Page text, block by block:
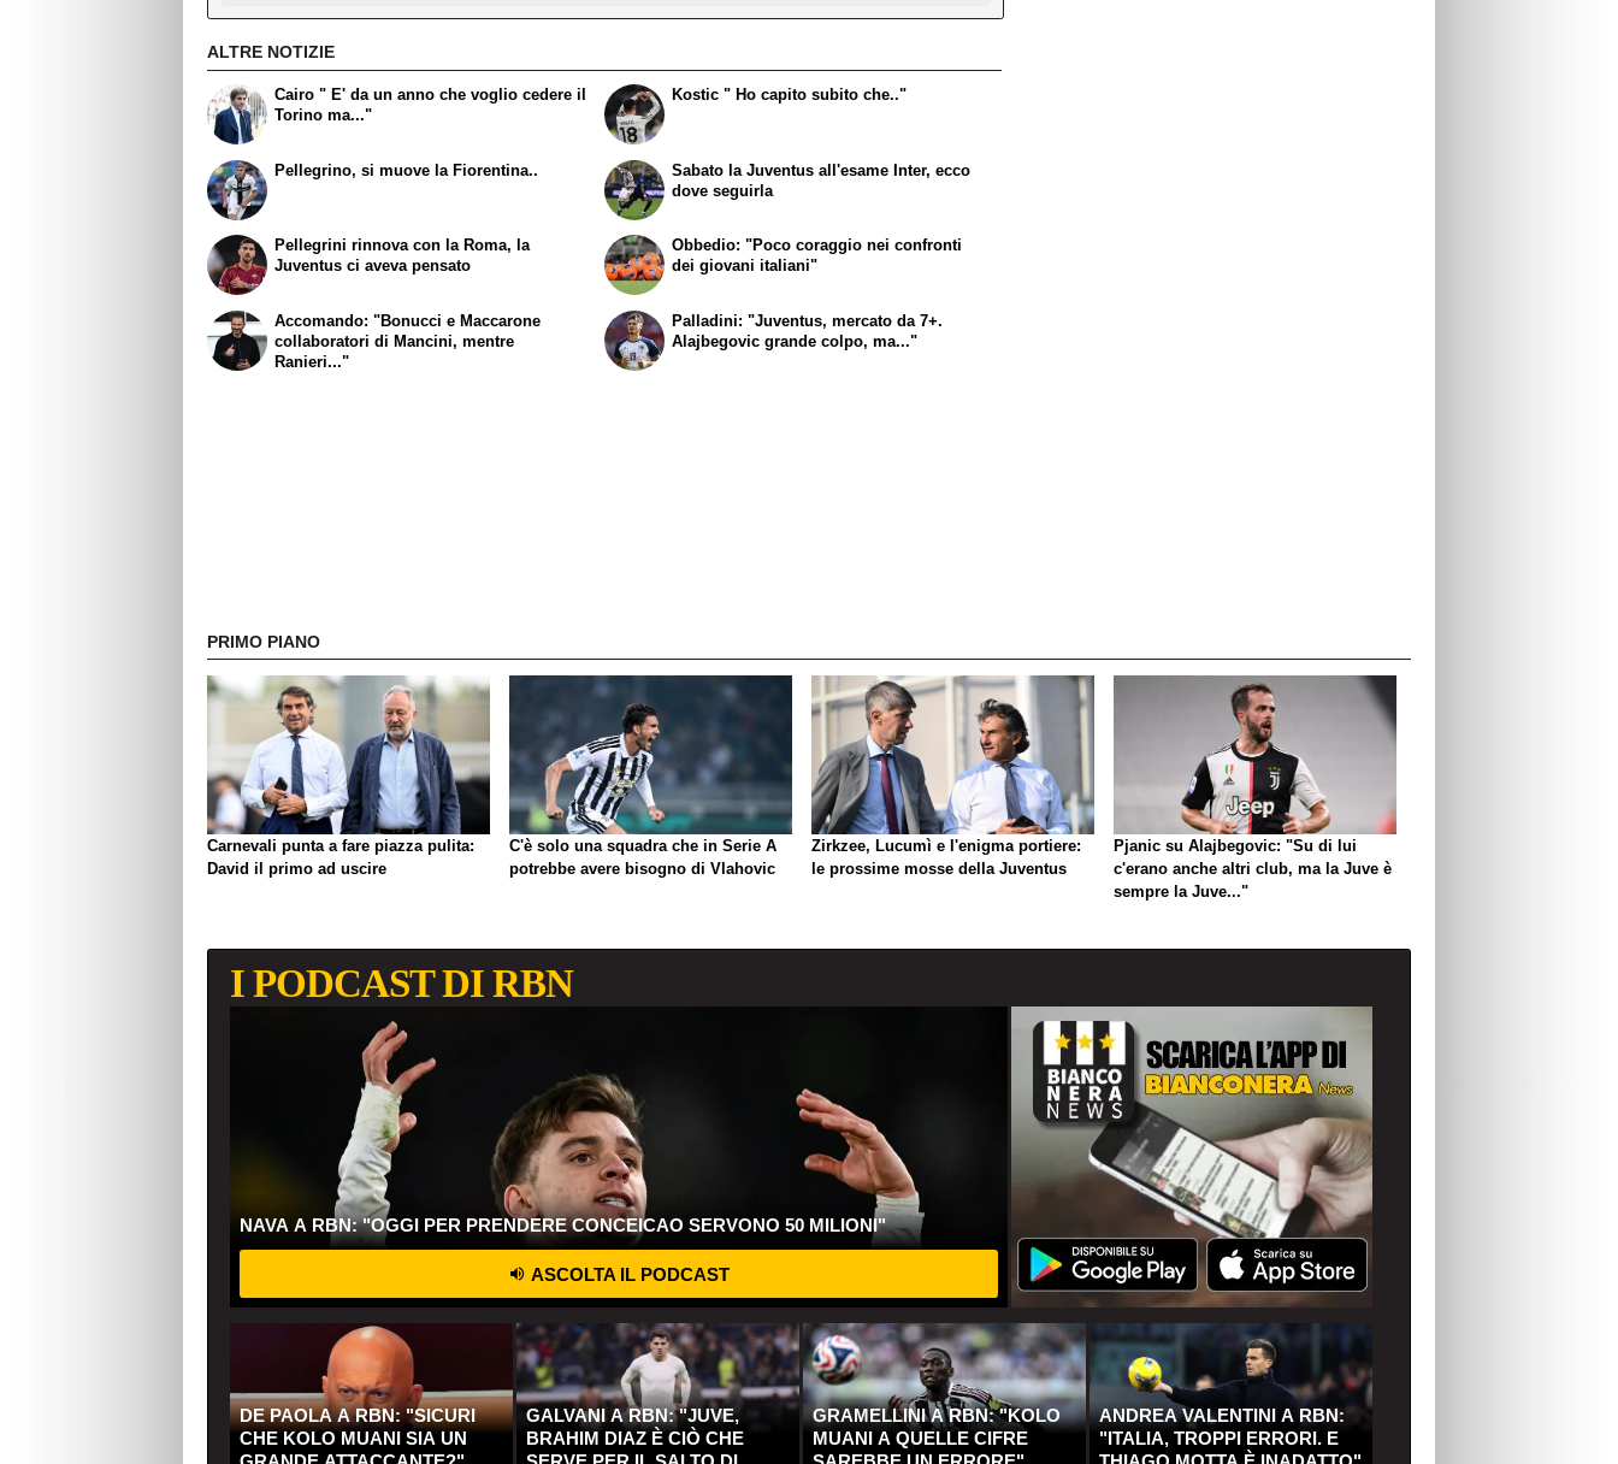
ALTRE NOTIZIE
Cairo " E' da un anno che voglio cedere il
Torino ma..."
Pellegrino, si muove la Fiorentina..
Kostic " Ho capito subito che.."
Sabato la Juventus all'esame Inter, ecco
dove seguirla
Pellegrini rinnova con la Roma, la
Juventus ci aveva pensato
Accomando: "Bonucci e Maccarone
collaboratori di Mancini, mentre
Ranieri..."
Obbedio: "Poco coraggio nei confronti
dei giovani italiani"
Palladini: "Juventus, mercato da 7+.
Alajbegovic grande colpo, ma..."
PRIMO PIANO
Carnevali punta a fare piazza pulita:
David il primo ad uscire
C'è solo una squadra che in Serie A
potrebbe avere bisogno di Vlahovic
Zirkzee, Lucumì e l'enigma portiere:
le prossime mosse della Juventus
Pjanic su Alajbegovic: "Su di lui
c'erano anche altri club, ma la Juve è
sempre la Juve..."
I PODCAST DI RBN
NAVA A RBN: "OGGI PER PRENDERE CONCEICAO SERVONO 50 MILIONI"
ASCOLTA IL PODCAST
DE PAOLA A RBN: "SICURI
CHE KOLO MUANI SIA UN
GALVANI A RBN: "JUVE,
BRAHIM DIAZ È CIÒ CHE
GRAMELLINI A RBN: "KOLO
MUANI A QUELLE CIFRE
ANDREA VALENTINI A RBN:
"ITALIA, TROPPI ERRORI. E